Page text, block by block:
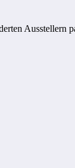
Ausstellern